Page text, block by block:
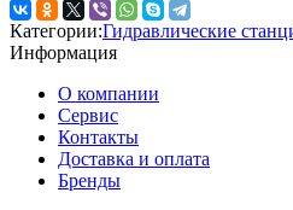
Категории:Гидравлические
Информация
О компании
Сервис
Контакты
Доставка и оплата
Бренды